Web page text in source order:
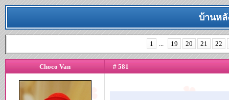
บ้านหลั
1 19 20 21 22
Choco Van # 581